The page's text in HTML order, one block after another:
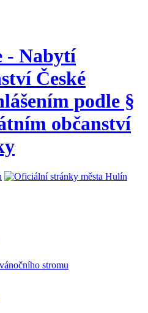
- Nabytí
České
podle §
občanství
stromu